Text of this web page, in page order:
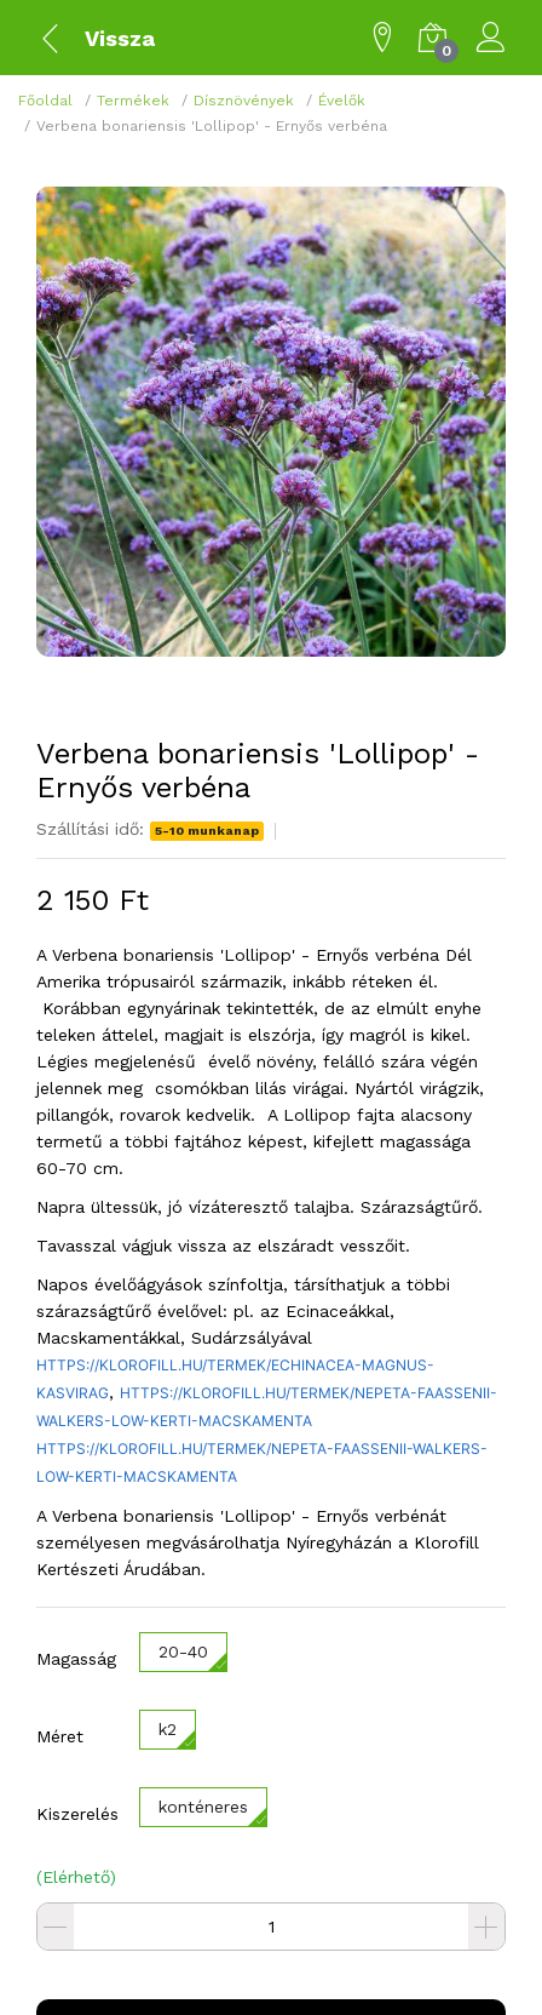
Vissza
0
Főoldal Termékek Dísznövények
Évelők
Verbena bonariensis 'Lollipop' - Ernyős verbéna
Verbena bonariensis 'Lollipop' -
Ernyős verbéna
Szállítási idő: 5-10 munkanap
2 150 Ft
A Verbena bonariensis 'Lollipop' - Ernyős verbéna Dél
Amerika trópusairól származik, inkább réteken él.
Korábban egynyárinak tekintették, de az elmúlt enyhe
teleken áttelel, magjait is elszórja, így magról is kikel.
Légies megjelenésű évelő növény, felálló szára végén
jelennek meg csomókban lilás virágai. Nyártól virágzik,
pillangók, rovarok kedvelik. A Lollipop fajta alacsony
termetű a többi fajtához képest, kifejlett magassága
60-70 cm.
Napra ültessük, jó vízáteresztő talajba. Szárazságtűrő.
Tavasszal vágjuk vissza az elszáradt vesszőit.
Napos évelőágyások színfoltja, társíthatjuk a többi
szárazságtűrő évelővel: pl. az Ecinaceákkal,
Macskamentákkal, Sudárzsályával
HTTPS://KLOROFILL.HU/TERMEK/ECHINACEA-MAGNUS-
KASVIRAG, HTTPS://KLOROFILL.HU/TERMEK/NEPETA-FAASSENII-
WALKERS-LOW-KERTI-MACSKAMENTA
HTTPS://KLOROFILL.HU/TERMEK/NEPETA-FAASSENII-WALKERS-
LOW-KERTI-MACSKAMENTA
A Verbena bonariensis 'Lollipop' - Ernyős verbénát
személyesen megvásárolhatja Nyíregyházán a Klorofill
Kertészeti Árudában.
Magasság 20-40
Méret k2
Kiszerelés konténeres
(Elérhető)